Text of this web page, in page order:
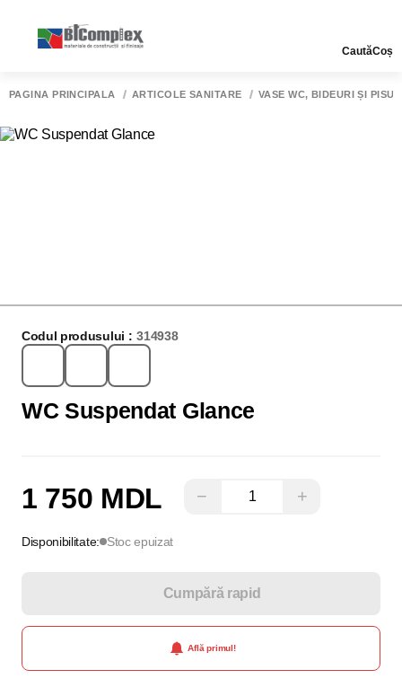
CautăCoș
PAGINA PRINCIPALĂ ARTICOLE SANITARE VASE WC, BIDEURI ȘI
Codul produsului : 314938
WC Suspendat Glance
1 750 MDL − +
Disponibilitate: Stoc epuizat
Cumpără rapid
Află primul!